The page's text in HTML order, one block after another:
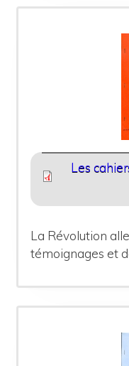
Les
La Révolution
témoignages et